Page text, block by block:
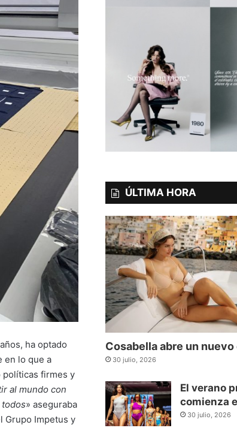
ha optado
en lo que a
políticas firmes y
al mundo con
» aseguraba
Grupo Impetus y
ÚLTIMA HORA
Cosabella abre un
30 julio, 2026
El verano
comienza
30 julio, 2026